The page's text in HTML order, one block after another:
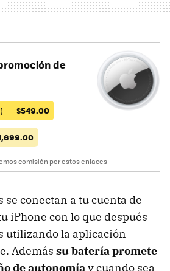
de
— $549.00
comisión por estos enlaces
se conectan a tu cuenta de
iPhone con lo que después
utilizando la aplicación
Además su batería promete
de autonomía y cuando sea